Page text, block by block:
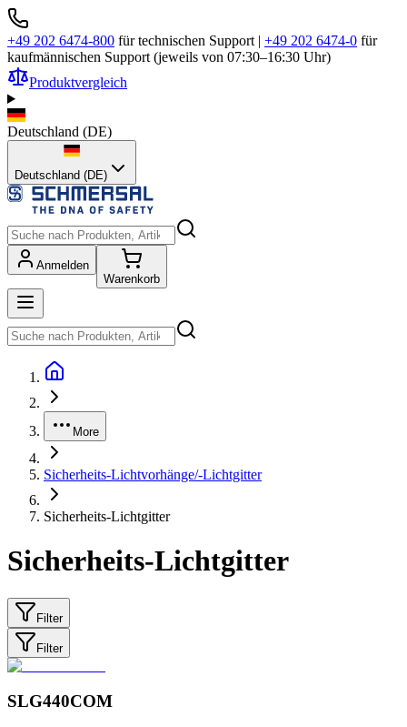
+49 202 6474-800 für technischen Support | +49 202 6474-0 für
kaufmännischen Support (jeweils von 07:30–16:30 Uhr)
Produktvergleich
Deutschland (DE)
Deutschland (DE)
Anmelden
Warenkorb
More
Sicherheits-Lichtvorhänge/-Lichtgitter
Sicherheits-Lichtgitter
Sicherheits-Lichtgitter
Filter
Filter
SLG440COM